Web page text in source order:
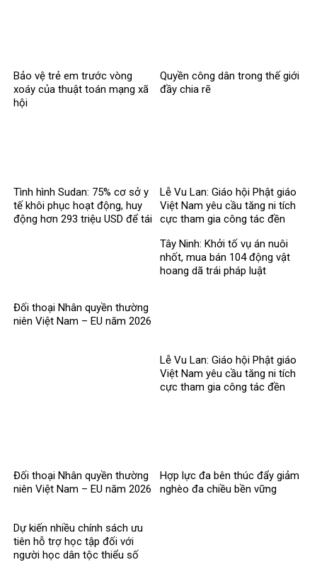
Bảo vệ trẻ em trước vòng
xoáy của thuật toán mạng xã
hội
Quyền công dân trong thế giới
đầy chia rẽ
Tình hình Sudan: 75% cơ sở y
tế khôi phục hoạt động, huy
động hơn 293 triệu USD để tái
Lễ Vu Lan: Giáo hội Phật giáo
Việt Nam yêu cầu tăng ni tích
cực tham gia công tác đền
Đối thoại Nhân quyền thường
niên Việt Nam – EU năm 2026
Tây Ninh: Khởi tố vụ án nuôi
nhốt, mua bán 104 động vật
hoang dã trái pháp luật
Lễ Vu Lan: Giáo hội Phật giáo
Việt Nam yêu cầu tăng ni tích
cực tham gia công tác đền
Đối thoại Nhân quyền thường
niên Việt Nam – EU năm 2026
Hợp lực đa bên thúc đẩy giảm
nghèo đa chiều bền vững
Dự kiến nhiều chính sách ưu
tiên hỗ trợ học tập đối với
người học dân tộc thiểu số